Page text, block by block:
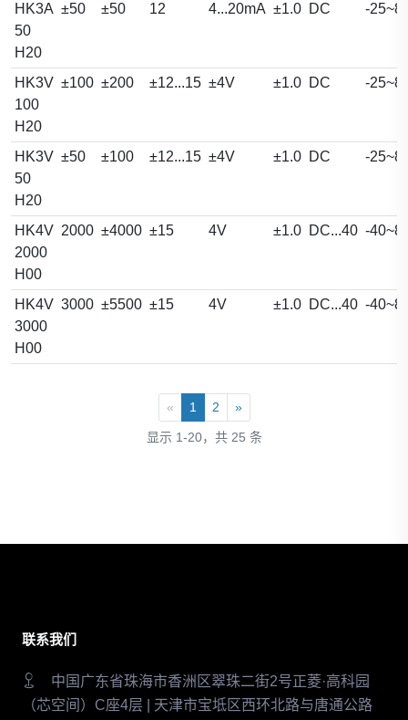
HK3A
50
H20
±50 ±50 12 4...20mA ±1.0 DC -
HK3V
100
H20
±100 ±200 ±12...15 ±4V ±1.0 DC -
HK3V
50
H20
±50 ±100 ±12...15 ±4V ±1.0 DC -
HK4V
2000
H00
2000 ±4000 ±15 4V ±1.0 DC...40 -
HK4V
3000
H00
3000 ±5500 ±15 4V ±1.0 DC...40 -
« 1 2 »
显示 1-20，共 25 条
联系我们
中国广东省珠海市香洲区翠珠二街2号正菱·高科园
（芯空间）C座4层 | 天津市宝坻区西环北路与唐通公路